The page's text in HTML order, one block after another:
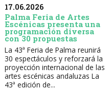
17.06.2026
Palma Feria de Artes
Escénicas presenta una
programación diversa
con 30 propuestas
La 43ª Feria de Palma reunirá
30 espectáculos y reforzará la
proyección internacional de las
artes escénicas andaluzas La
43ª edición de...